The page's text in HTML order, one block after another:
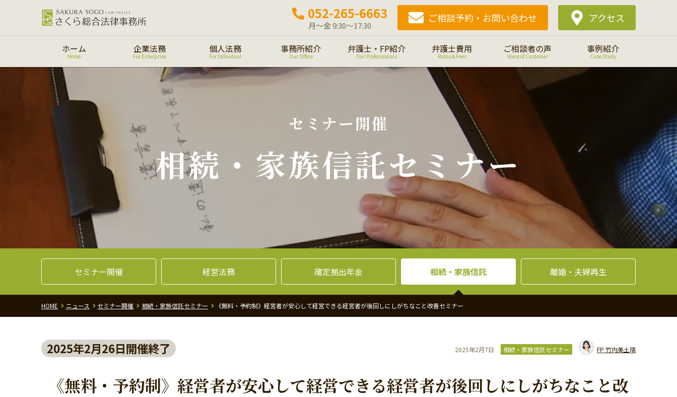
052-265-6663
月～金 9:30～17:30
ご相談予約・ お問い合わせ アクセス
ホーム
Home
企業法務
For Enterprise
個人法務
For Individual
事務所紹介
Our Office
弁護士・FP紹介
Our Professionals
弁護士費用
Rates & Fees
ご相談者の声
Voice of Customer
事例紹介
Case Study
セミナー開催
相続・家族信託セミナー
セミナー開催 経営法務 確定拠出年金 相続・家族信託 離婚・夫婦再生
HOME ニュース セミナー開催 相続・家族信託セミナー 《無料・予約制》経営者が安心して経営できる経営者が後回しにしがちなこと改善セミナー
2025年2月7日 相続・家族信託セミナー FP 竹内美土璃
2025年2月26日開催終了
《無料・予約制》経営者が安心して経営できる経営者が後回しにしがちなこと改